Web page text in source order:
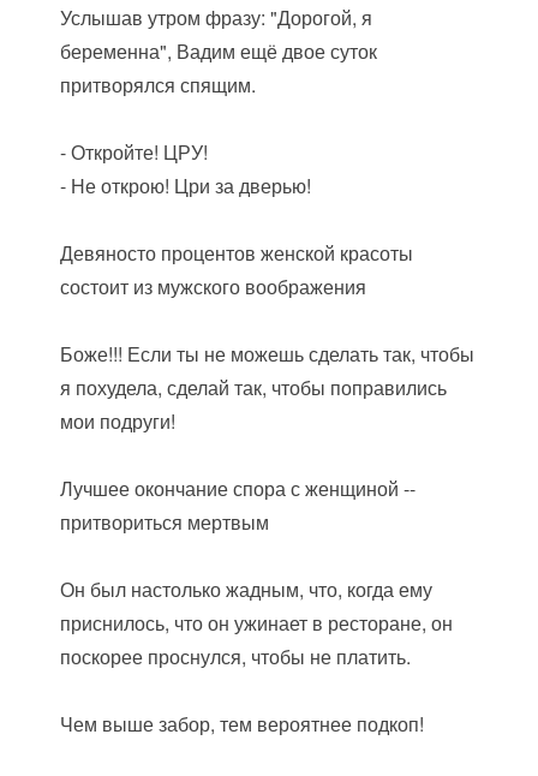
Услышав утром фразу: "Дорогой, я
беременна", Вадим ещё двое суток
притворялся спящим.
- Откройте! ЦРУ!
- Не открою! Цри за дверью!
Девяносто процентов женской красоты
состоит из мужского воображения
Боже!!! Если ты не можешь сделать так, чтобы
я похудела, сделай так, чтобы поправились
мои подруги!
Лучшее окончание спора с женщиной --
притвориться мертвым
Он был настолько жадным, что, когда ему
приснилось, что он ужинает в ресторане, он
поскорее проснулся, чтобы не платить.
Чем выше забор, тем вероятнее подкоп!